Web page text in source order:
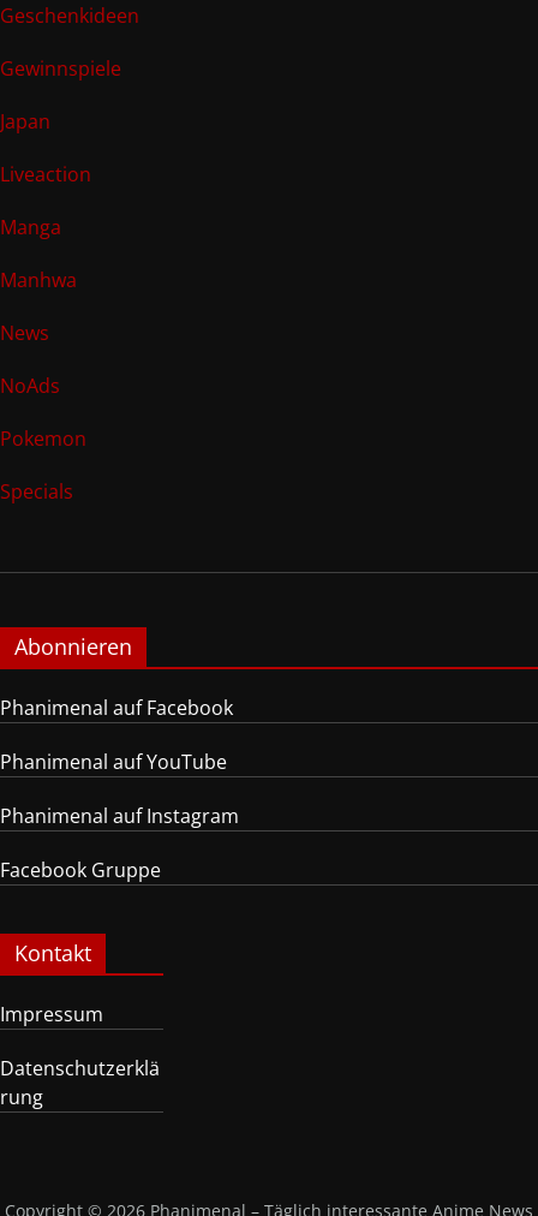
Geschenkideen
Gewinnspiele
Japan
Liveaction
Manga
Manhwa
News
NoAds
Pokemon
Specials
Abonnieren
Phanimenal auf Facebook
Phanimenal auf YouTube
Phanimenal auf Instagram
Facebook Gruppe
Kontakt
Impressum
Datenschutzerklä
rung
Copyright © 2026 Phanimenal – Täglich interessante Anime News